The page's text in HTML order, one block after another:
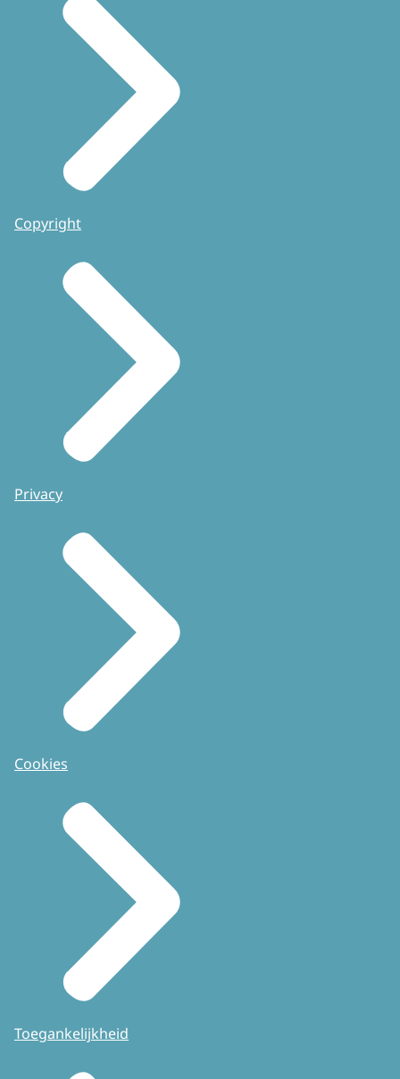
Copyright
Privacy
Cookies
Toegankelijkheid